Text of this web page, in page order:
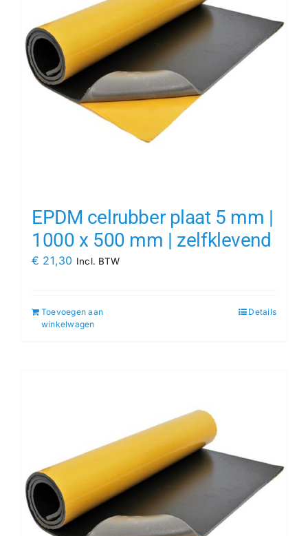
EPDM celrubber plaat 5 mm |
1000 x 500 mm | zelfklevend
€ 21,30 Incl. BTW
Toevoegen aan
winkelwagen
Details